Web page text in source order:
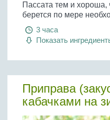
Пассата тем и хороша,
берется по мере
3 часа
Показать
Приправа
кабачками на